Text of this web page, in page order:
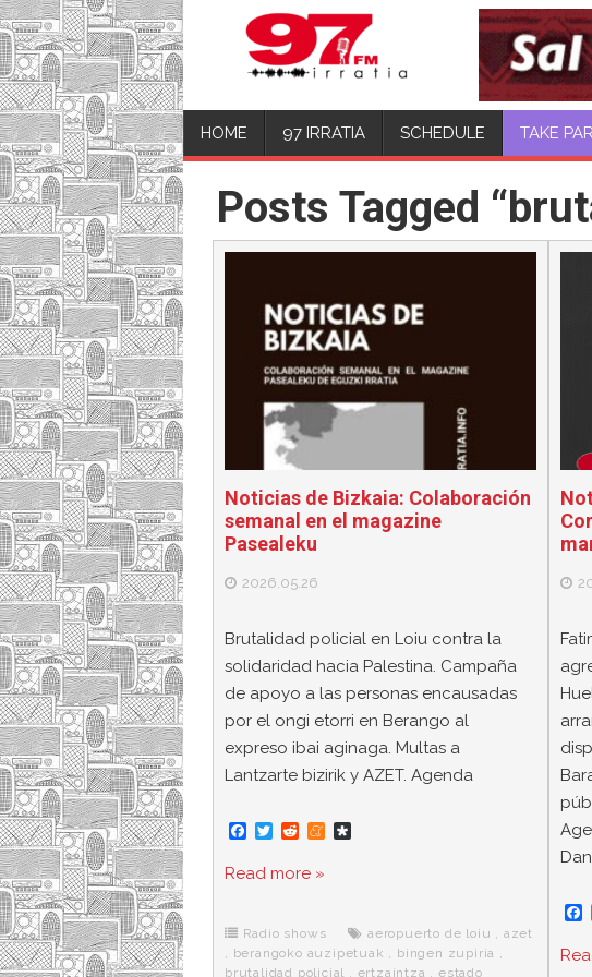
HOME 97 IRRATIA SCHEDULE
Posts Tagged
Noticias de Bizkaia: Colaboración
semanal en el magazine
Pasealeku
2026.05.26
Brutalidad policial en Loiu contra la
solidaridad hacia Palestina. Campaña
de apoyo a las personas encausadas
por el ongi etorri en Berango al
expreso ibai aginaga. Multas a
Lantzarte bizirik y AZET. Agenda
F
c
e
o
k
T
i
t
r
R
d
d
M
e
r
a
Read more »
Radio shows aeropuerto de loiu
azet
berangoko auzipetuak bingen zupiria
brutalidad policial
ertzaintza ,estado
F
c
e